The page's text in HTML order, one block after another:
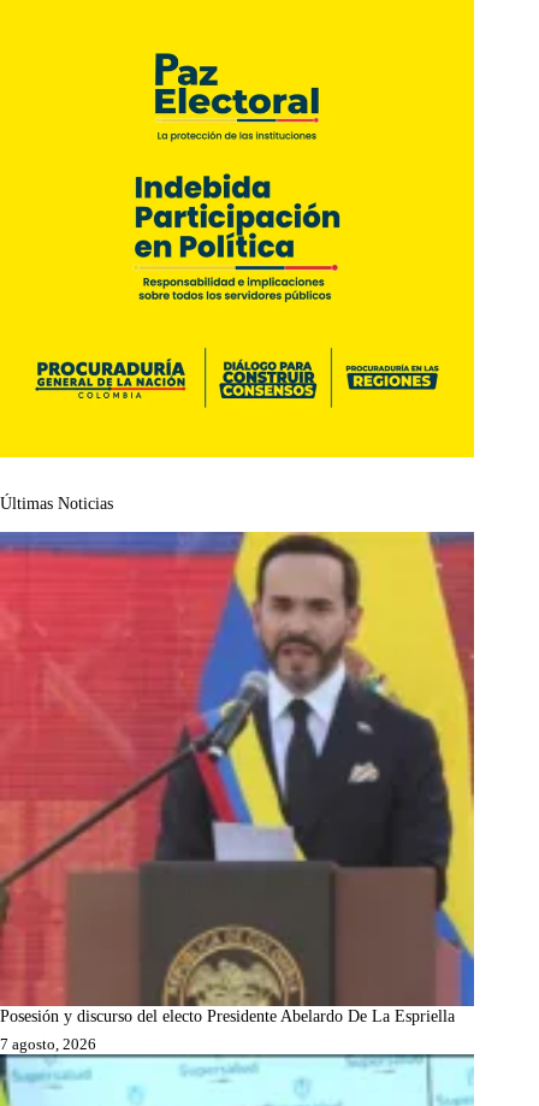
Últimas Noticias
Posesión y discurso del electo Presidente Abelardo De La Espriella
7 agosto, 2026